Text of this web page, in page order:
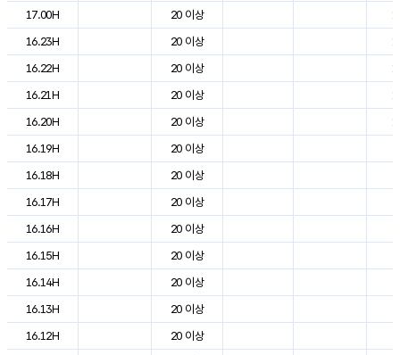
17.00H
20 이상
16.23H
20 이상
16.22H
20 이상
16.21H
20 이상
16.20H
20 이상
16.19H
20 이상
16.18H
20 이상
16.17H
20 이상
16.16H
20 이상
16.15H
20 이상
16.14H
20 이상
16.13H
20 이상
16.12H
20 이상